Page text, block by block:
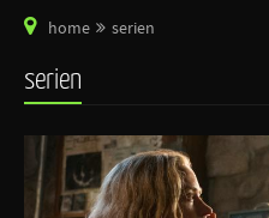
home serien
serien